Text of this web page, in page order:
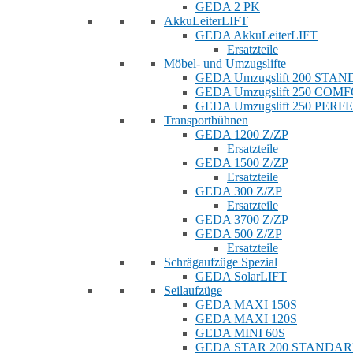
GEDA 2 PK
AkkuLeiterLIFT
GEDA AkkuLeiterLIFT
Ersatzteile
Möbel- und Umzugslifte
GEDA Umzugslift 200
GEDA Umzugslift 250
GEDA Umzugslift 250
Transportbühnen
GEDA 1200 Z/ZP
Ersatzteile
GEDA 1500 Z/ZP
Ersatzteile
GEDA 300 Z/ZP
Ersatzteile
GEDA 3700 Z/ZP
GEDA 500 Z/ZP
Ersatzteile
Schrägaufzüge Spezial
GEDA SolarLIFT
Seilaufzüge
GEDA MAXI 150S
GEDA MAXI 120S
GEDA MINI 60S
GEDA STAR 200